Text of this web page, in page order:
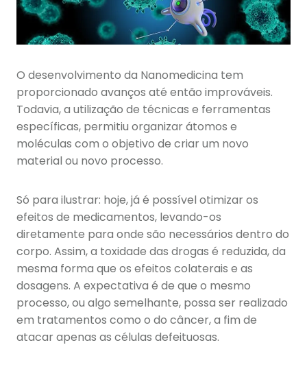
O desenvolvimento da Nanomedicina tem
proporcionado avanços até então improváveis.
Todavia, a utilização de técnicas e ferramentas
específicas, permitiu organizar átomos e
moléculas com o objetivo de criar um novo
material ou novo processo.
Só para ilustrar: hoje, já é possível otimizar os
efeitos de medicamentos, levando-os
diretamente para onde são necessários dentro do
corpo. Assim, a toxidade das drogas é reduzida, da
mesma forma que os efeitos colaterais e as
dosagens. A expectativa é de que o mesmo
processo, ou algo semelhante, possa ser realizado
em tratamentos como o do câncer, a fim de
atacar apenas as células defeituosas.